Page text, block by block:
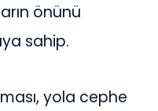
önünü
sahip.
yola cephe